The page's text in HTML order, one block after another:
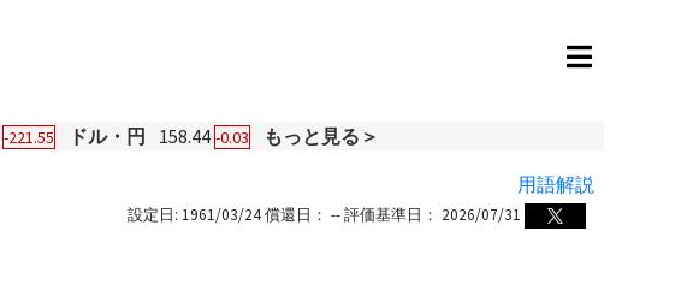
-221.55 ドル・円 158.44 -0.03
もっと見る＞
用語解説
設定日: 1961/03/24 償還日： -- 評価基準日： 2026/07/31